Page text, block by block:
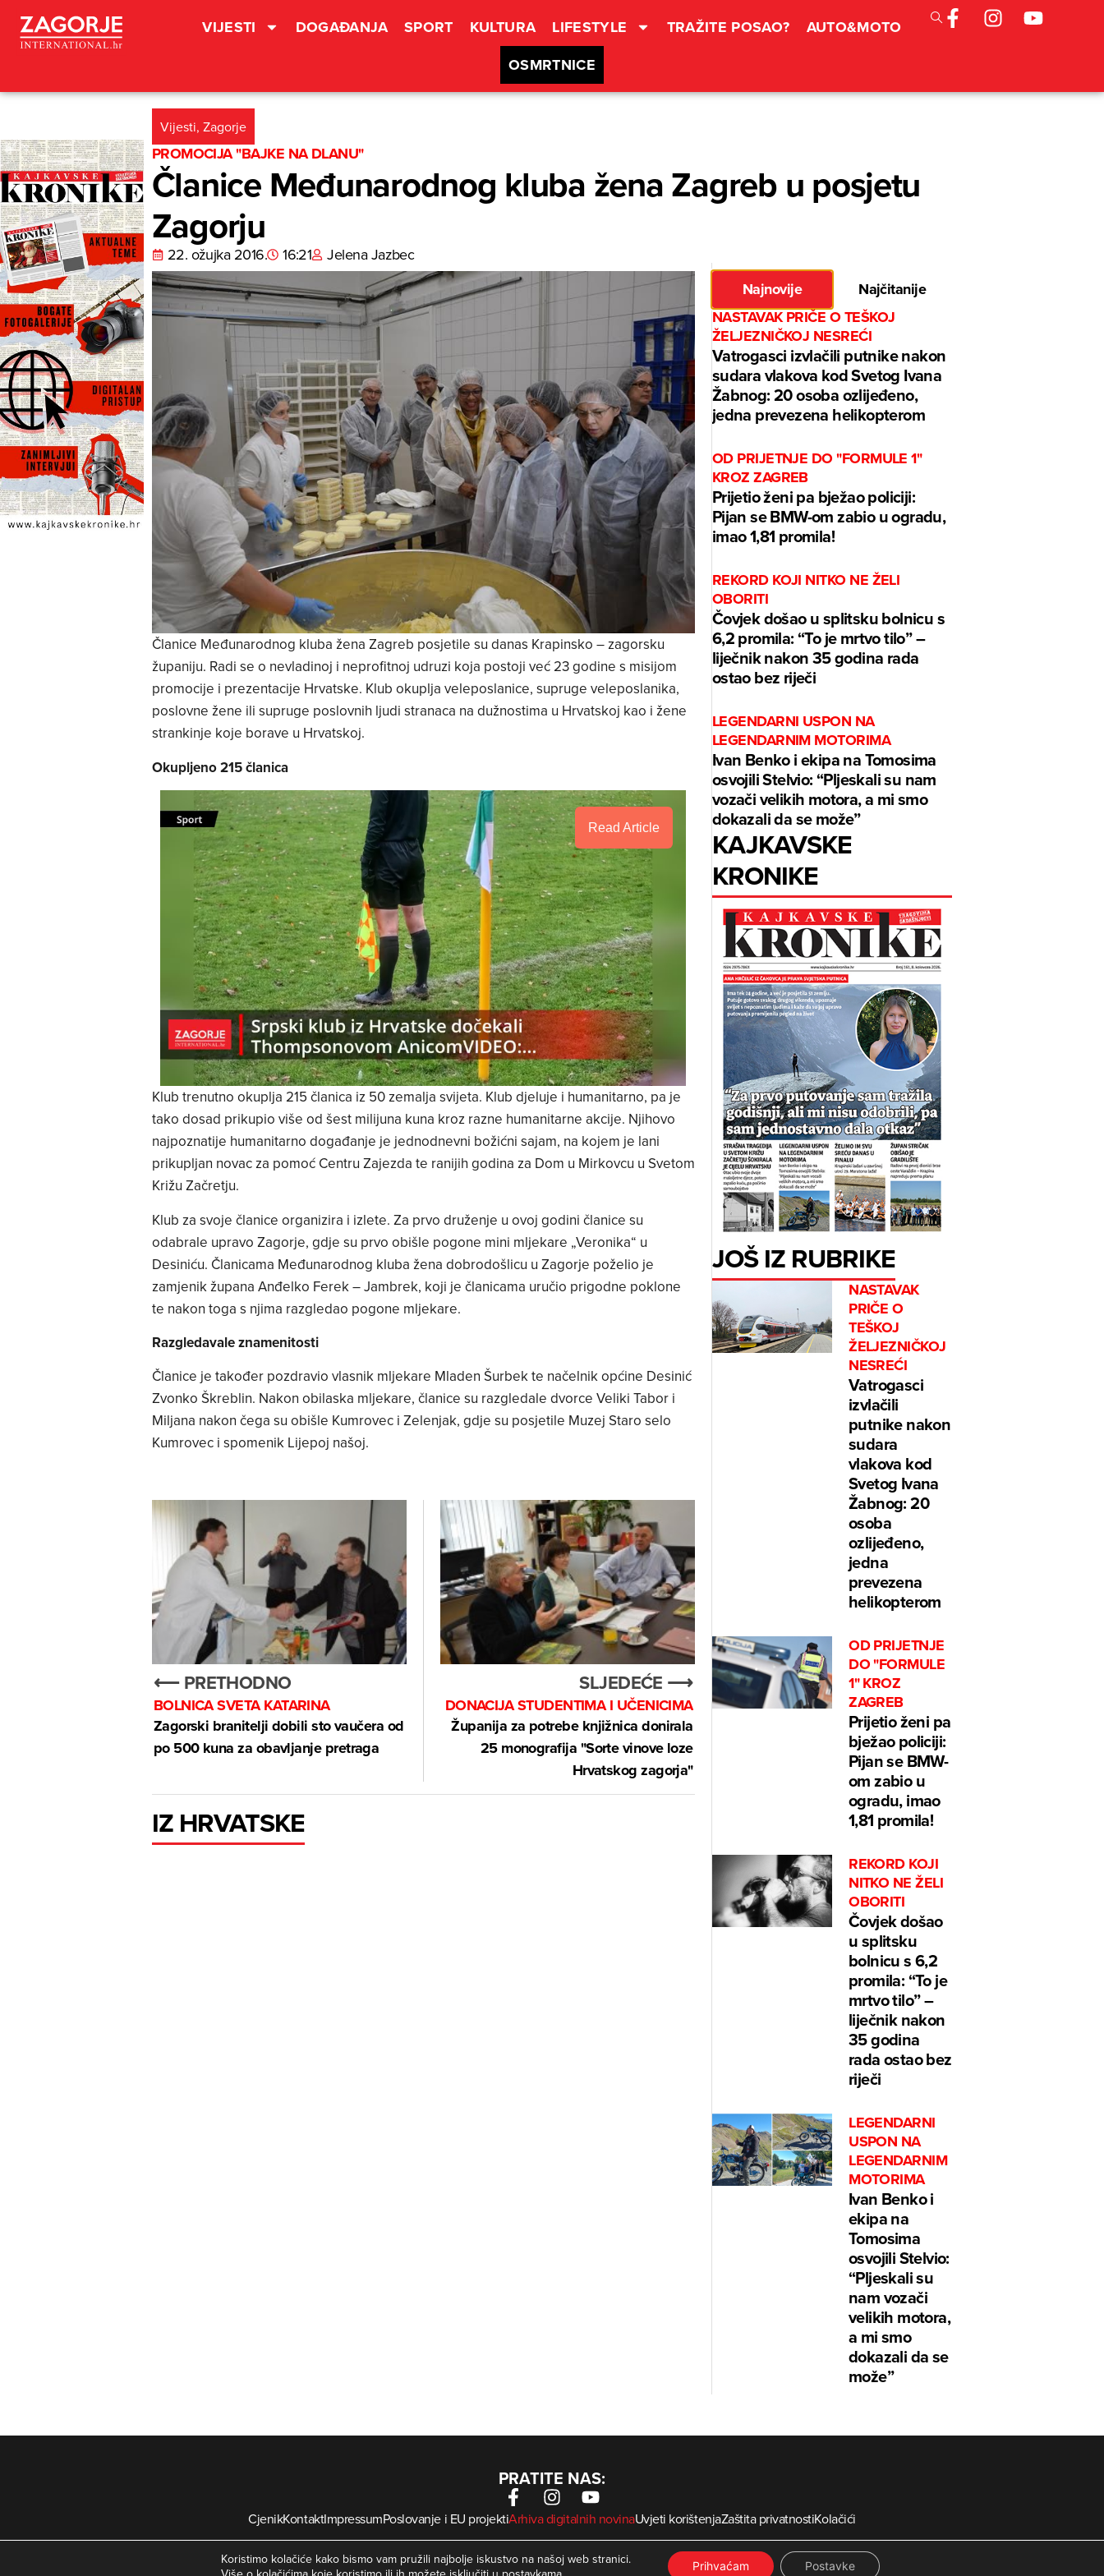
VIJESTI DOGAĐANJA SPORT KULTURA LIFESTYLE TRAŽITE POSAO?
AUTO&MOTO
OSMRTNICE
Vijesti, Zagorje
PROMOCIJA "BAJKE NA DLANU"
Članice Međunarodnog kluba žena Zagreb u posjetu
Zagorju
22. ožujka 2016. 16:21 Jelena Jazbec
Članice Međunarodnog kluba žena Zagreb posjetile su danas Krapinsko – zagorsku
županiju. Radi se o nevladinoj i neprofitnoj udruzi koja postoji već 23 godine s misijom
promocije i prezentacije Hrvatske. Klub okuplja veleposlanice, supruge veleposlanika,
poslovne žene ili supruge poslovnih ljudi stranaca na dužnostima u Hrvatskoj kao i žene
strankinje koje borave u Hrvatskoj.
Okupljeno 215 članica
Read Article
Klub trenutno okuplja 215 članica iz 50 zemalja svijeta. Klub djeluje i humanitarno, pa je
tako dosad prikupio više od šest milijuna kuna kroz razne humanitarne akcije. Njihovo
najpoznatije humanitarno događanje je jednodnevni božićni sajam, na kojem je lani
prikupljan novac za pomoć Centru Zajezda te ranijih godina za Dom u Mirkovcu u Svetom
Križu Začretju.
Klub za svoje članice organizira i izlete. Za prvo druženje u ovoj godini članice su
odabrale upravo Zagorje, gdje su prvo obišle pogone mini mljekare „Veronika“ u
Desiniću. Članicama Međunarodnog kluba žena dobrodošlicu u Zagorje poželio je
zamjenik župana Anđelko Ferek – Jambrek, koji je članicama uručio prigodne poklone
te nakon toga s njima razgledao pogone mljekare.
Razgledavale znamenitosti
Članice je također pozdravio vlasnik mljekare Mladen Šurbek te načelnik općine Desinić
Zvonko Škreblin. Nakon obilaska mljekare, članice su razgledale dvorce Veliki Tabor i
Miljana nakon čega su obišle Kumrovec i Zelenjak, gdje su posjetile Muzej Staro selo
Kumrovec i spomenik Lijepoj našoj.
⟵ PRETHODNO
BOLNICA SVETA KATARINA
Zagorski branitelji dobili sto vaučera od
po 500 kuna za obavljanje pretraga
SLJEDEĆE ⟶
DONACIJA STUDENTIMA I UČENICIMA
Županija za potrebe knjižnica donirala
25 monografija "Sorte vinove loze
Hrvatskog zagorja"
IZ HRVATSKE
Najnovije
Najčitanije
NASTAVAK PRIČE O TEŠKOJ
ŽELJEZNIČKOJ NESREĆI
Vatrogasci izvlačili putnike nakon
sudara vlakova kod Svetog Ivana
Žabnog: 20 osoba ozlijeđeno,
jedna prevezena helikopterom
OD PRIJETNJE DO "FORMULE 1"
KROZ ZAGREB
Prijetio ženi pa bježao policiji:
Pijan se BMW-om zabio u ogradu,
imao 1,81 promila!
REKORD KOJI NITKO NE ŽELI
OBORITI
Čovjek došao u splitsku bolnicu s
6,2 promila: “To je mrtvo tilo” –
liječnik nakon 35 godina rada
ostao bez riječi
LEGENDARNI USPON NA
LEGENDARNIM MOTORIMA
Ivan Benko i ekipa na Tomosima
osvojili Stelvio: “Pljeskali su nam
vozači velikih motora, a mi smo
dokazali da se može”
KAJKAVSKE
KRONIKE
JOŠ IZ RUBRIKE
NASTAVAK
PRIČE O
TEŠKOJ
ŽELJEZNIČKOJ
NESREĆI
Vatrogasci
izvlačili
putnike nakon
sudara
vlakova kod
Svetog Ivana
Žabnog: 20
osoba
ozlijeđeno,
jedna
prevezena
helikopterom
OD PRIJETNJE
DO "FORMULE
1" KROZ
ZAGREB
Prijetio ženi pa
bježao policiji:
Pijan se BMW-
om zabio u
ogradu, imao
1,81 promila!
REKORD KOJI
NITKO NE ŽELI
OBORITI
Čovjek došao
u splitsku
bolnicu s 6,2
promila: “To je
mrtvo tilo” –
liječnik nakon
35 godina
rada ostao bez
riječi
LEGENDARNI
USPON NA
LEGENDARNIM
MOTORIMA
Ivan Benko i
ekipa na
Tomosima
osvojili Stelvio:
“Pljeskali su
nam vozači
velikih motora,
a mi smo
dokazali da se
može”
PRATITE NAS:
CjenikKontaktImpressumPoslovanje i EU projektiArhiva digitalnih novinaUvjeti korištenjaZaštita privatnostiKolačići
© Zagorje International – Sva prava pridržana | Developed bykrMedia
Koristimo kolačiće kako bismo vam pružili najbolje iskustvo na našoj web stranici.
Prihvaćam Postavke